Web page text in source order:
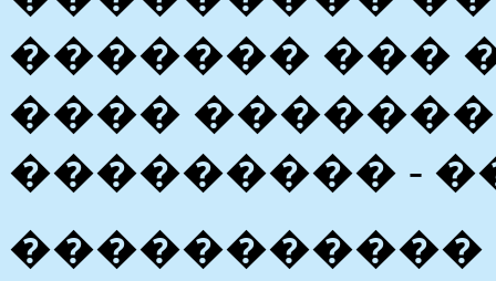
������� ���
����
��������� -
�����������